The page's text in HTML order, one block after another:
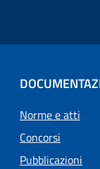
Norme e atti
Concorsi
Pubblicazioni